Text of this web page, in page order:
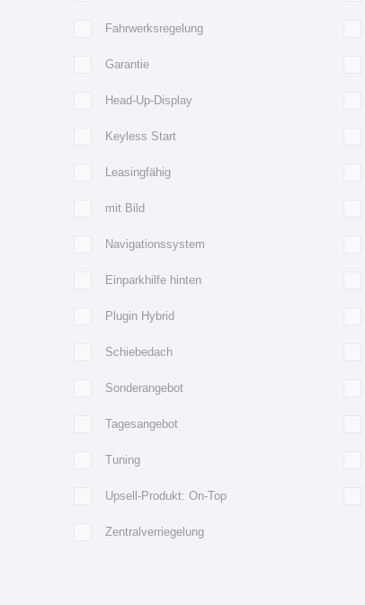
Fahrwerksregelung
Garantie
Head-Up-Display
Keyless Start
Leasingfähig
mit Bild
Navigationssystem
Einparkhilfe hinten
Plugin Hybrid
Schiebedach
Sonderangebot
Tagesangebot
Tuning
Upsell-Produkt: On-Top
Zentralverriegelung